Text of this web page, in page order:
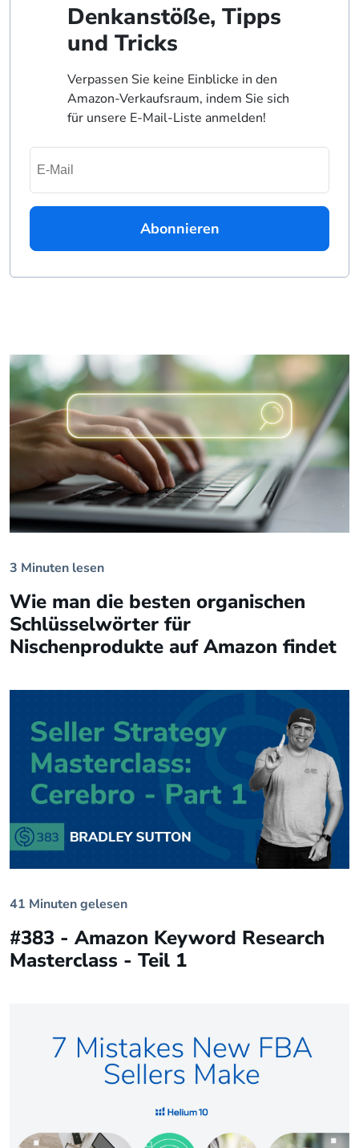
Denkanstöße, Tipps
und Tricks
Verpassen Sie keine Einblicke in den
Amazon-Verkaufsraum, indem Sie sich
für unsere E-Mail-Liste anmelden!
Abonnieren
3 Minuten lesen
Wie man die besten organischen
Schlüsselwörter für
Nischenprodukte auf Amazon findet
41 Minuten gelesen
#383 - Amazon Keyword Research
Masterclass - Teil 1